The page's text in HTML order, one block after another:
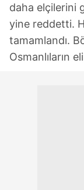
daha elçilerini
yine reddetti.
tamamlandı.
Osmanlıların